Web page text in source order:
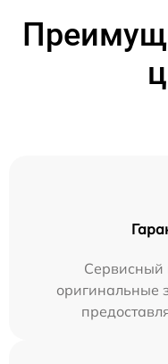
Сервисный
оригинальные